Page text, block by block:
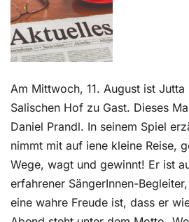
Am Mittwoch, 11. August ist
Salischen Hof zu Gast. Dieses
Daniel Prandl. In seinem Spiel
nimmt mit auf iene kleine Reise,
Wege, wagt und gewinnt! Er ist
erfahrener SängerInnen-
eine wahre Freude ist, dass er